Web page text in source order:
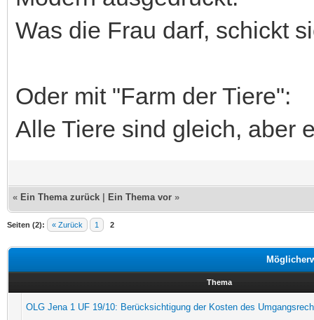
Was die Frau darf, schickt
Oder mit "Farm der Tiere":
Alle Tiere sind gleich, aber
« Ein Thema zurück Ein Thema vor »
Seiten (2): « Zurück 1 2
Thema
OLG Jena 1 UF 19/10: Berücksichtigung der Kosten des